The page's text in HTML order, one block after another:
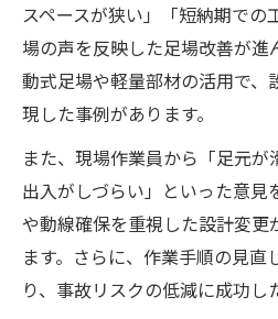
スペースが狭い」「短納期での
場の声を反映した足場改善が進
動式足場や軽量部材の活用で、
現した事例があります。
また、現場作業員から「足元
出入がしづらい」といった意見
や動線確保を重視した設計変更
ます。さらに、作業手順の見直
り、事故リスクの低減に成功し